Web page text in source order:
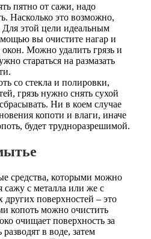
пятно от сажи, надо
Насколько это возможно,
Для этой цели идеальным
вы очистите нагар и
окон. Можно удалить грязь и
стараться на размазать
со стекла и полировки,
грязь нужно снять сухой
Ни в коем случае
копоти и влаги, иначе
будет трудноразрешимой.
средства, которыми можно
сажу с металла или же с
других поверхностей – это
копоть можно очистить
очищает поверхность за
в воде, затем